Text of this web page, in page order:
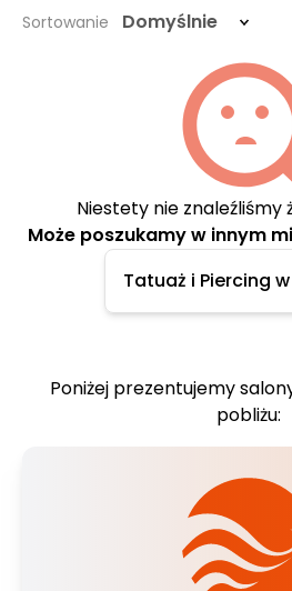
Sortowanie Domyślnie
Niestety nie znaleźliśmy
Może poszukamy w innym
Tatuaż i Piercing
Poniżej prezentujemy
pobliżu: